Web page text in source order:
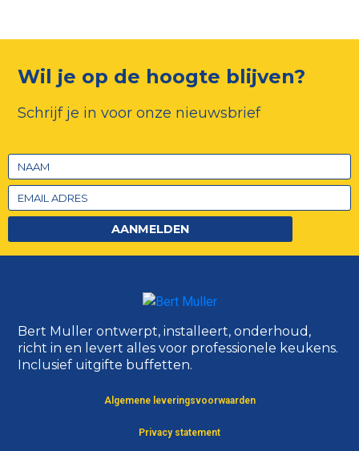
Wil je op de hoogte blijven?
Schrijf je in voor onze nieuwsbrief
AANMELDEN
Bert Muller ontwerpt, installeert, onderhoud,
richt in en levert alles voor professionele keukens.
Inclusief uitgifte buffetten.
Algemene leveringsvoorwaarden
Privacy statement